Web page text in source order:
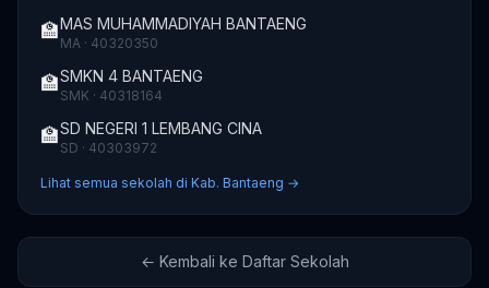
🏫MAS MUHAMMADIYAH BANTAENG
MA · 40320350
🏫SMKN 4 BANTAENG
SMK · 40318164
🏫SD NEGERI 1 LEMBANG CINA
SD · 40303972
Lihat semua sekolah di Kab. Bantaeng →
← Kembali ke Daftar Sekolah